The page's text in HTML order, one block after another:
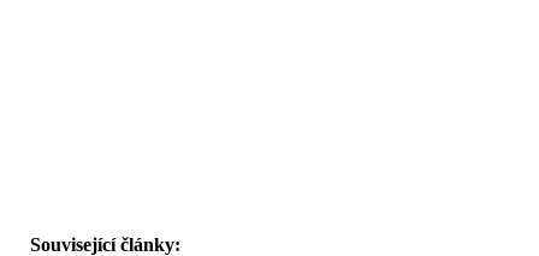
Související články: